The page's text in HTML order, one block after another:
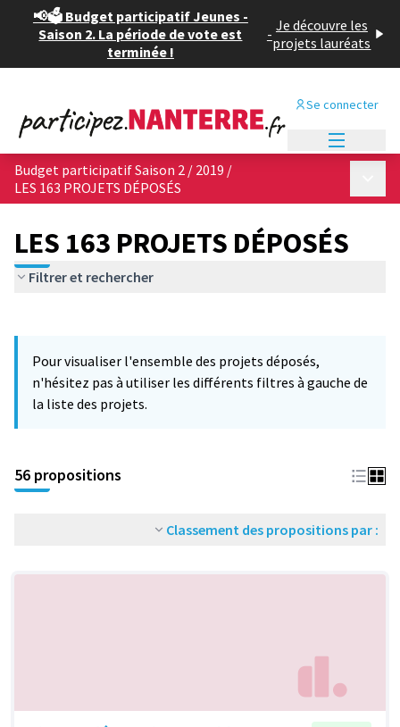
📢🗳️ Budget participatif Jeunes -
Saison 2. La période de vote est
terminée !
- Je découvre les
projets lauréats
Se connecter
Budget participatif Saison 2 / 2019 /
LES 163 PROJETS DÉPOSÉS
LES 163 PROJETS DÉPOSÉS
Filtrer et rechercher
−
Pour visualiser l'ensemble des projets déposés,
n'hésitez pas à utiliser les différents filtres à gauche de
la liste des projets.
56 propositions
Classement des propositions par :